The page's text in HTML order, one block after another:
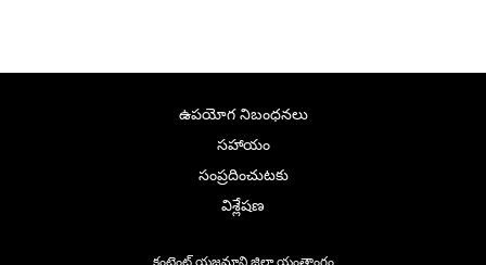
ఉపయోగ నిబంధనలు
సహాయం
సంప్రదించుటకు
విశ్లేషణ